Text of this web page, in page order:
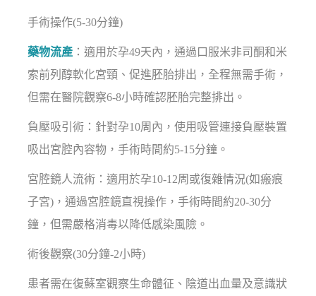
手術操作(5-30分鐘)
藥物流產 ：適用於孕49天內，通過口服米非司酮和米
索前列醇軟化宮頸、促進胚胎排出，全程無需手術，
但需在醫院觀察6-8小時確認胚胎完整排出。
負壓吸引術：針對孕10周內，使用吸管連接負壓裝置
吸出宮腔內容物，手術時間約5-15分鐘。
宮腔鏡人流術：適用於孕10-12周或復雜情況(如瘢痕
子宮)，通過宮腔鏡直視操作，手術時間約20-30分
鐘，但需嚴格消毒以降低感染風險。
術後觀察(30分鐘-2小時)
患者需在復蘇室觀察生命體征、陰道出血量及意識狀